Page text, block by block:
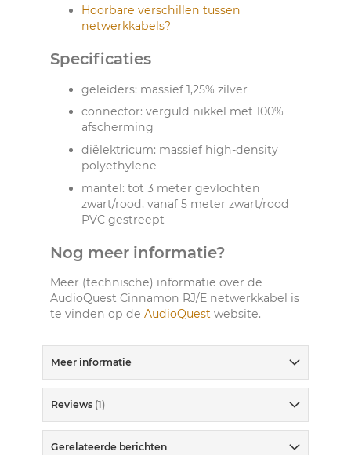
Hoorbare verschillen tussen
netwerkkabels?
Specificaties
geleiders: massief 1,25% zilver
connector: verguld nikkel met 100%
afscherming
diëlektricum: massief high-density
polyethylene
mantel: tot 3 meter gevlochten
zwart/rood, vanaf 5 meter zwart/rood
PVC gestreept
Nog meer informatie?
Meer (technische) informatie over de
AudioQuest Cinnamon RJ/E netwerkkabel is
te vinden op de AudioQuest website.
Meer informatie
Reviews 1
Gerelateerde berichten